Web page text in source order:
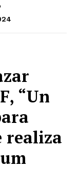
“Un
realiza